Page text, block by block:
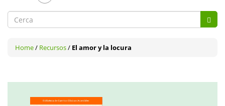
Formulari
cerca
Home/ Recursos/ El amor y la locura